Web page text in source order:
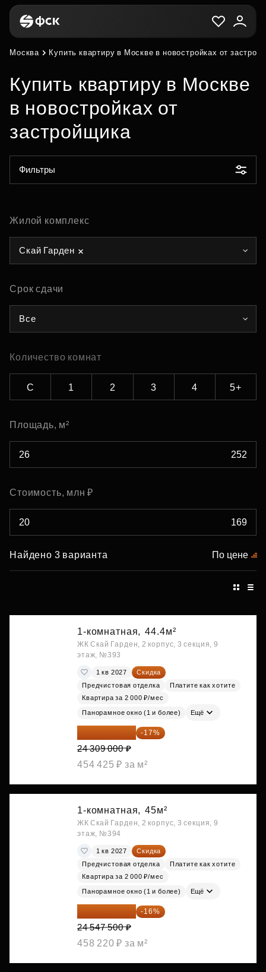
Москва Купить квартиру в Москве в новостройках от
Купить квартиру в Москве
в новостройках от
застройщика
Фильтры
Жилой комплекс
Скай Гарден
Срок сдачи
Все
Количество комнат
С 1 2 3 4 5+
Площадь, м²
Стоимость, млн ₽
Найдено 3 варианта По цене
1-комнатная, 44.4м²
ЖК Скай Гарден, 2 корпус, 3 секция, 9
этаж, №393
1 кв 2027
Скидка
Предчистовая отделка
Платите как хотите
Квартира за 2 000 ₽/мес
Панорамное окно (1 и более) Ещё
20 176 470 ₽ -17%
24 309 000 ₽
454 425 ₽ за м²
1-комнатная, 45м²
ЖК Скай Гарден, 2 корпус, 3 секция, 9
этаж, №394
1 кв 2027
Скидка
Предчистовая отделка
Платите как хотите
Квартира за 2 000 ₽/мес
Панорамное окно (1 и более) Ещё
20 619 900 ₽ -16%
24 547 500 ₽
458 220 ₽ за м²